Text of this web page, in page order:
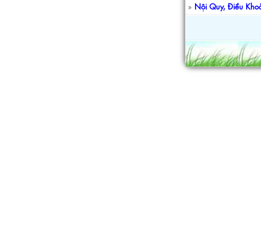
» Nội Quy, Điều